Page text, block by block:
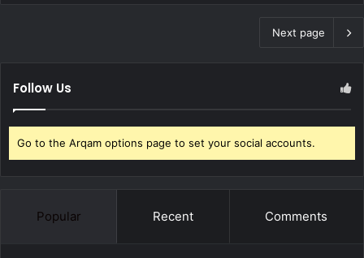
Next page
Follow Us
Go to the Arqam options page to set your social accounts.
Popular Recent Comments